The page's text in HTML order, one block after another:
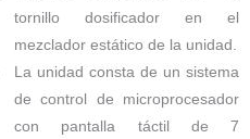
tornillo dosificador en el
mezclador estático de la unidad.
La unidad consta de un sistema
de control de microprocesador
con pantalla táctil de 7